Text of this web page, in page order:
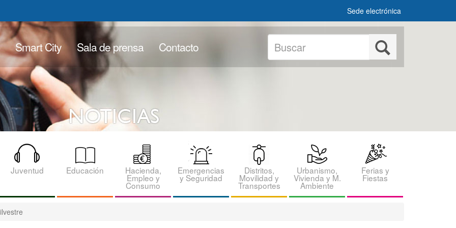
Sede electrónica
Smart City Sala de prensa Contacto Buscar
Juventud Educación Hacienda,
Empleo y
Consumo
Emergencias
y Seguridad
Distritos,
Movilidad y
Transportes
Urbanismo,
Vivienda y M.
Ambiente
Ferias y
Fiestas